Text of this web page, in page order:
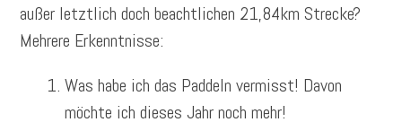
außer letztlich doch beachtlichen 21,84km Strecke?
Mehrere Erkenntnisse:
Was habe ich das Paddeln vermisst! Davon
möchte ich dieses Jahr noch mehr!